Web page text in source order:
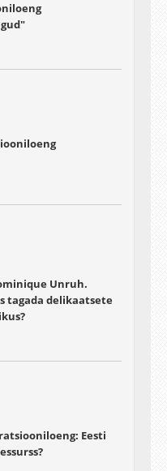
Unruh.
tagada delikaatsete
Eesti